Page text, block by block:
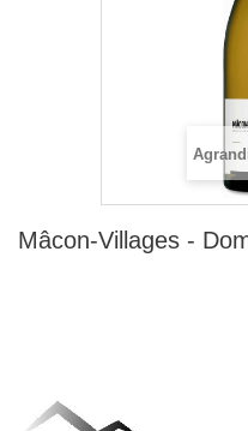
Mâcon-Villages -